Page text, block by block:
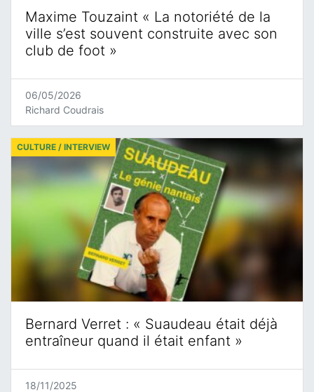
Maxime Touzaint « La notoriété de la
ville s’est souvent construite avec son
club de foot »
06/05/2026
Richard Coudrais
Bernard Verret : « Suaudeau était déjà
entraîneur quand il était enfant »
CULTURE / INTERVIEW
18/11/2025